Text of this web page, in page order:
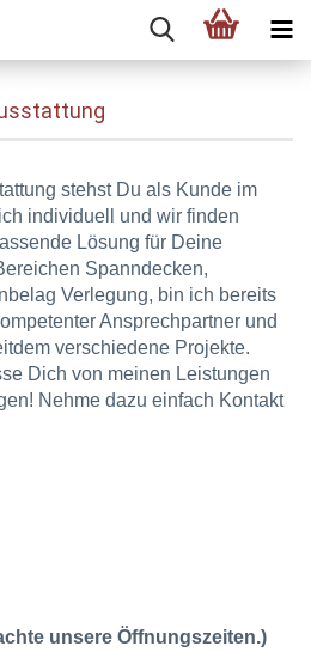
stehst Du als Kunde im
individuell und wir finden
Lösung für Deine
Spanndecken,
Verlegung, bin ich bereits
Ansprechpartner und
verschiedene Projekte.
Dich von meinen Leistungen
Nehme dazu einfach Kontakt
unsere Öffnungszeiten.)